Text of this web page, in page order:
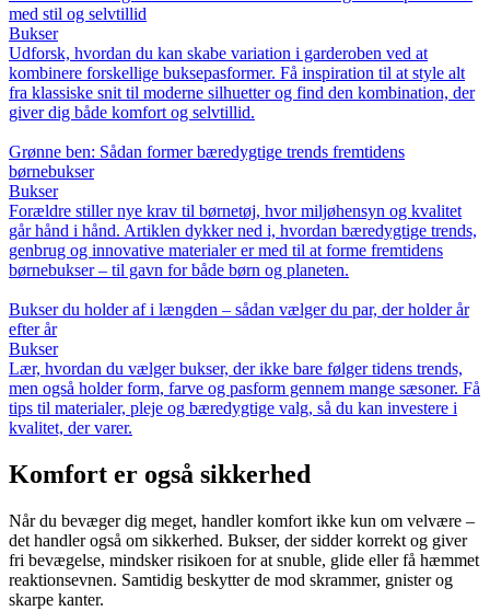
med stil og selvtillid
Bukser
Udforsk, hvordan du kan skabe variation i garderoben ved at
kombinere forskellige buksepasformer. Få inspiration til at style alt
fra klassiske snit til moderne silhuetter og find den kombination, der
giver dig både komfort og selvtillid.
Grønne ben: Sådan former bæredygtige trends fremtidens
børnebukser
Bukser
Forældre stiller nye krav til børnetøj, hvor miljøhensyn og kvalitet
går hånd i hånd. Artiklen dykker ned i, hvordan bæredygtige trends,
genbrug og innovative materialer er med til at forme fremtidens
børnebukser – til gavn for både børn og planeten.
Bukser du holder af i længden – sådan vælger du par, der holder år
efter år
Bukser
Lær, hvordan du vælger bukser, der ikke bare følger tidens trends,
men også holder form, farve og pasform gennem mange sæsoner. Få
tips til materialer, pleje og bæredygtige valg, så du kan investere i
kvalitet, der varer.
Komfort er også sikkerhed
Når du bevæger dig meget, handler komfort ikke kun om velvære –
det handler også om sikkerhed. Bukser, der sidder korrekt og giver
fri bevægelse, mindsker risikoen for at snuble, glide eller få hæmmet
reaktionsevnen. Samtidig beskytter de mod skrammer, gnister og
skarpe kanter.